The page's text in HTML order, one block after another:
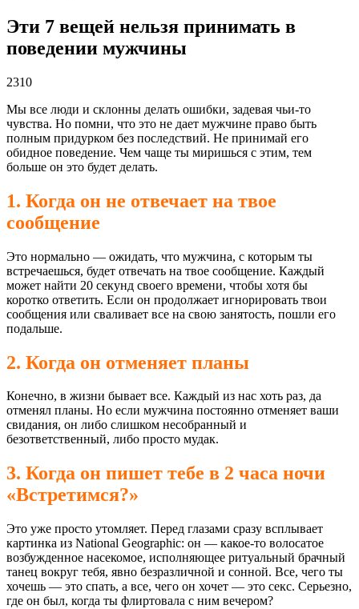
Эти 7 вещей нельзя принимать в
поведении мужчины
2310
Мы все люди и склонны делать ошибки, задевая чьи-то
чувства. Но помни, что это не дает мужчине право быть
полным придурком без последствий. Не принимай его
обидное поведение. Чем чаще ты миришься с этим, тем
больше он это будет делать.
1. Когда он не отвечает на твое
сообщение
Это нормально — ожидать, что мужчина, с которым ты
встречаешься, будет отвечать на твое сообщение. Каждый
может найти 20 секунд своего времени, чтобы хотя бы
коротко ответить. Если он продолжает игнорировать твои
сообщения или сваливает все на свою занятость, пошли его
подальше.
2. Когда он отменяет планы
Конечно, в жизни бывает все. Каждый из нас хоть раз, да
отменял планы. Но если мужчина постоянно отменяет ваши
свидания, он либо слишком несобранный и
безответственный, либо просто мудaк.
3. Когда он пишет тебе в 2 часа ночи
«Встретимся?»
Это уже просто утомляет. Перед глазами сразу всплывает
картинка из National Geographic: он — какое-то волосатое
возбужденное насекомое, исполняющее ритуальный брачный
танец вокруг тебя, явно безразличной и сонной. Все, чего ты
хочешь — это спать, а все, чего он хочет — это секс. Серьезно,
где он был, когда ты флиртовала с ним вечером?